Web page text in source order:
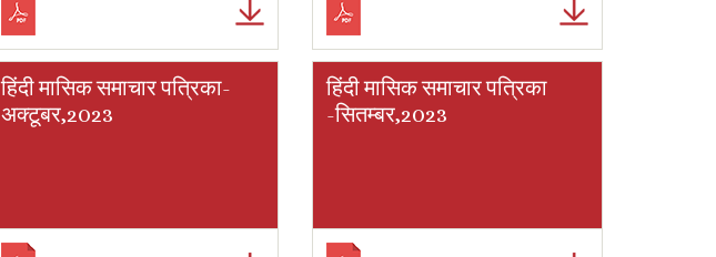
हिंदी मासिक समाचार पत्रिका-
अक्टूबर,2023
हिंदी मासिक समाचार पत्रिका
-सितम्बर,2023